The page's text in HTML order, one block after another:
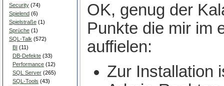
Security (74)
Spielend (6)
Spielstraße (1)
Sprüche (1)
SQL-Talk (572)
BI (11)
DB-Defekte (33)
Performance (12)
SQL Server (265)
SQL-Tools (43)
OK, genug der
Punkte die mir im
auffielen:
Zur Installation